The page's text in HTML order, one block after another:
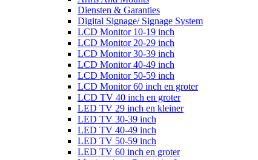
Diensten & Garanties
Digital Signage/ Signage System
LCD Monitor 10-19 inch
LCD Monitor 20-29 inch
LCD Monitor 30-39 inch
LCD Monitor 40-49 inch
LCD Monitor 50-59 inch
LCD Monitor 60 inch en groter
LCD TV 40 inch en groter
LED TV 29 inch en kleiner
LED TV 30-39 inch
LED TV 40-49 inch
LED TV 50-59 inch
LED TV 60 inch en groter